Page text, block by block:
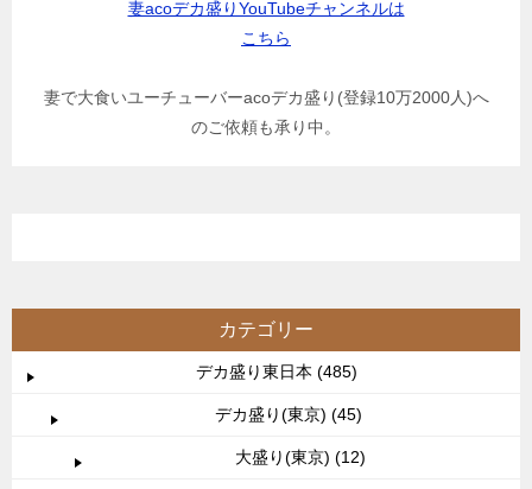
妻acoデカ盛りYouTubeチャンネルは
こちら
妻で大食いユーチューバーacoデカ盛り(登録10万2000人)へ
のご依頼も承り中。
カテゴリー
デカ盛り東日本 (485)
デカ盛り(東京) (45)
大盛り(東京) (12)